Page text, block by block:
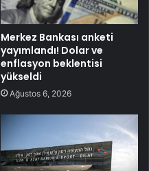
Merkez Bankası anketi
yayımlandı! Dolar ve
enflasyon beklentisi
yükseldi
Ağustos 6, 2026